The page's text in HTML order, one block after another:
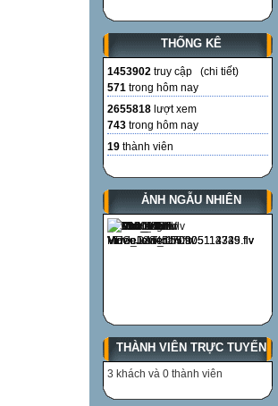
THỐNG KÊ
1453902 truy cập (chi tiết)
571 trong hôm nay
2655818 lượt xem
743 trong hôm nay
19 thành viên
ẢNH NGẪU NHIÊN
THÀNH VIÊN TRỰC TUYẾN
3 khách và 0 thành viên